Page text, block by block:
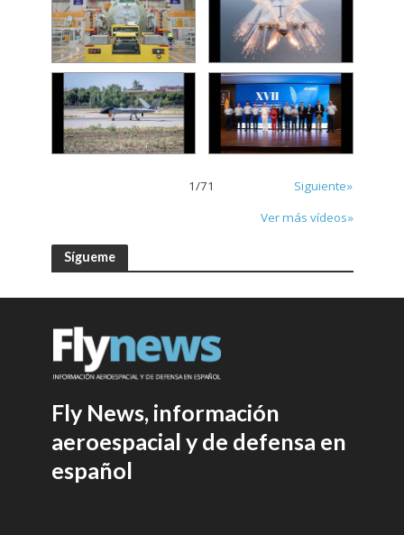
1/71
Siguiente»
Ver más vídeos»
Sígueme
Fly News, información
aeroespacial y de defensa en
español